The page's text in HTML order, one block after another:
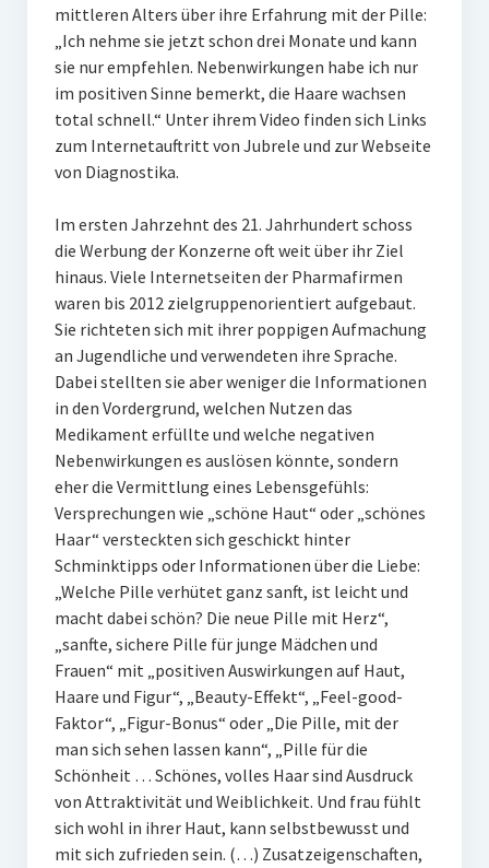
mittleren Alters über ihre Erfahrung mit der Pille:
„Ich nehme sie jetzt schon drei Monate und kann
sie nur empfehlen. Nebenwirkungen habe ich nur
im positiven Sinne bemerkt, die Haare wachsen
total schnell.“ Unter ihrem Video finden sich Links
zum Internetauftritt von Jubrele und zur Webseite
von Diagnostika.
Im ersten Jahrzehnt des 21. Jahrhundert schoss
die Werbung der Konzerne oft weit über ihr Ziel
hinaus. Viele Internetseiten der Pharmafirmen
waren bis 2012 zielgruppenorientiert aufgebaut.
Sie richteten sich mit ihrer poppigen Aufmachung
an Jugendliche und verwendeten ihre Sprache.
Dabei stellten sie aber weniger die Informationen
in den Vordergrund, welchen Nutzen das
Medikament erfüllte und welche negativen
Nebenwirkungen es auslösen könnte, sondern
eher die Vermittlung eines Lebensgefühls:
Versprechungen wie „schöne Haut“ oder „schönes
Haar“ versteckten sich geschickt hinter
Schminktipps oder Informationen über die Liebe:
„Welche Pille verhütet ganz sanft, ist leicht und
macht dabei schön? Die neue Pille mit Herz“,
„sanfte, sichere Pille für junge Mädchen und
Frauen“ mit „positiven Auswirkungen auf Haut,
Haare und Figur“, „Beauty-Effekt“, „Feel-good-
Faktor“, „Figur-Bonus“ oder „Die Pille, mit der
man sich sehen lassen kann“, „Pille für die
Schönheit … Schönes, volles Haar sind Ausdruck
von Attraktivität und Weiblichkeit. Und frau fühlt
sich wohl in ihrer Haut, kann selbstbewusst und
mit sich zufrieden sein. (…) Zusatzeigenschaften,